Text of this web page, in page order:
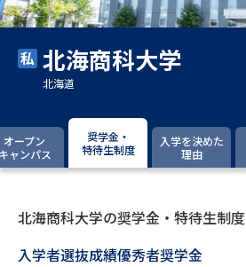
大学・短大の資料種類から請求
大学パンフ
集要項＆願書
過去問題集
専門学校の資料請求
北海商科大学
北海道
オープン
ャンパス
奨学金・
特待生制度
入学を決めた
理由
北海商科大学の奨学金・特待生制度
入学者選抜成績優秀者奨学金